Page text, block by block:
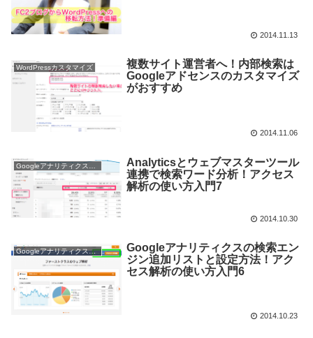
2014.11.13
WordPressカスタマイズ
複数サイト運営者へ！内部検索は
Googleアドセンスのカスタマイズ
がおすすめ
2014.11.06
Analyticsとウェブマスターツール
連携で検索ワード分析！アクセス
解析の使い方入門7
2014.10.30
Googleアナリティクス使い方
Googleアナリティクスの検索エン
ジン追加リストと設定方法！アク
セス解析の使い方入門6
2014.10.23